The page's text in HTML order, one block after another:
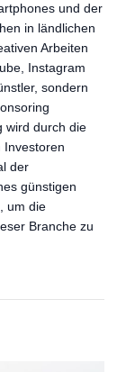
und der
in ländlichen
Arbeiten
Instagram
sondern
wird durch die
Investoren
der
günstigen
um die
Branche zu